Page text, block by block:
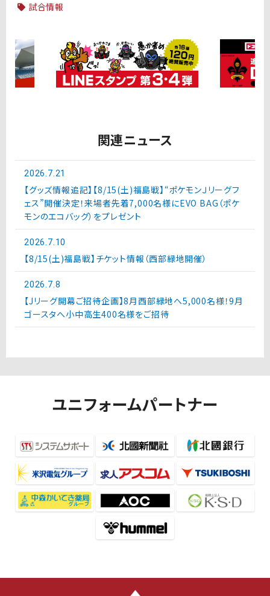
試合情報
関連ニュース
2026.7.21
【グッズ情報追記】【8/15(土)福島戦】“ポケモンＪリーグフ
ェス”開催決定！来場者先着7,000名様にEVO BAG（ポケ
モンのエコバッグ）をプレゼント
2026.7.10
【8/15(土)福島戦】チケット情報（西部緑地開催）
2026.7.8
【Jリーグ開幕ご招待企画】8月西部緑地へ5,000名様！9月
ゴースタへ小中高生400名様をご招待
ユニフォームパートナー